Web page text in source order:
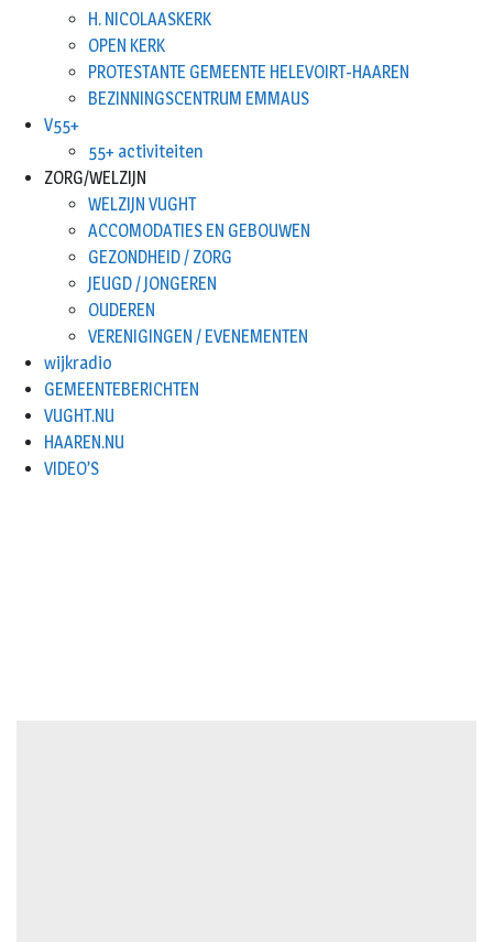
H. NICOLAASKERK
OPEN KERK
PROTESTANTE GEMEENTE HELEVOIRT-HAAREN
BEZINNINGSCENTRUM EMMAUS
V55+
55+ activiteiten
ZORG/WELZIJN
WELZIJN VUGHT
ACCOMODATIES EN GEBOUWEN
GEZONDHEID / ZORG
JEUGD / JONGEREN
OUDEREN
VERENIGINGEN / EVENEMENTEN
wijkradio
GEMEENTEBERICHTEN
VUGHT.NU
HAAREN.NU
VIDEO’S